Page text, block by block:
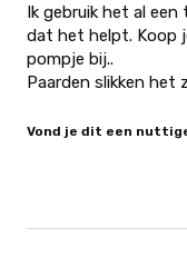
Ik gebruik het al
dat het helpt. Koop
pompje bij..
Paarden slikken het
Vond je dit een